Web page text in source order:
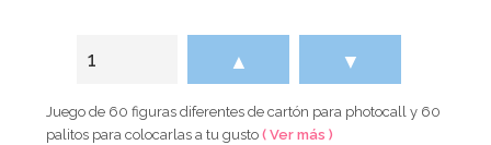
▲ ▼
Juego de 60 figuras diferentes de cartón para photocall y 60
palitos para colocarlas a tu gusto( Ver más )